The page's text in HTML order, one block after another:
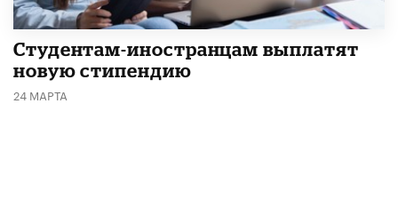
Студентам-иностранцам выплатят
новую стипендию
24 МАРТА